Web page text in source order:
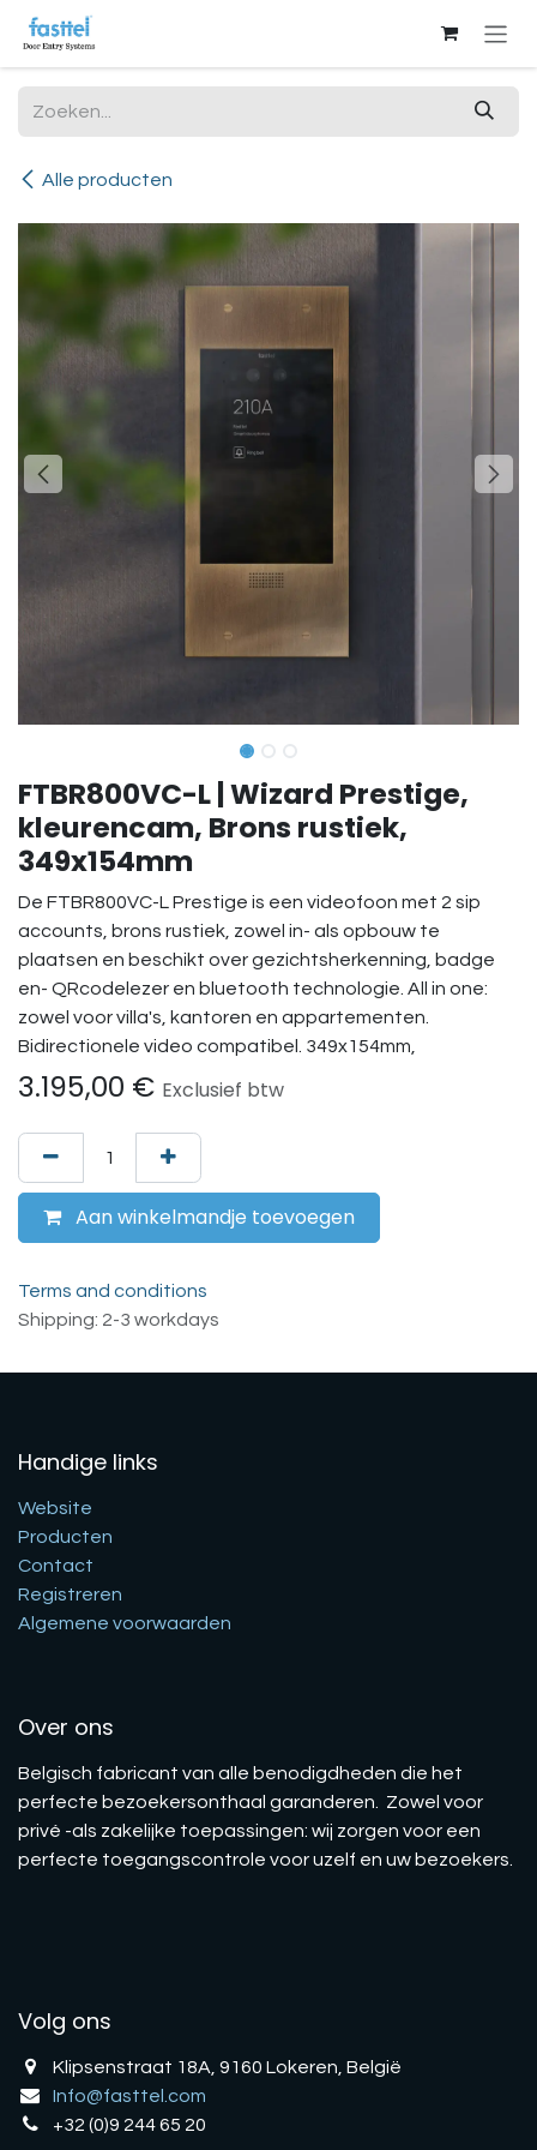
Overslaan naar inhoud
Alle producten
FTBR800VC-L | Wizard Prestige,
kleurencam, Brons rustiek,
349x154mm
De FTBR800VC-L Prestige is een videofoon met 2 sip
accounts, brons rustiek, zowel in- als opbouw te
plaatsen en beschikt over gezichtsherkenning, badge
en- QRcodelezer en bluetooth technologie. All in one:
zowel voor villa's, kantoren en appartementen.
Bidirectionele video compatibel. 349x154mm,
3.195,00 € Exclusief btw
Aan winkelmandje toevoegen
Terms and conditions
Shipping: 2-3 workdays
Handige links
Website
Producten
Contact
Registreren
Algemene voorwaarden
Over ons
Belgisch fabricant van alle benodigdheden die het
perfecte bezoekersonthaal garanderen. Zowel voor
privé -als zakelijke toepassingen: wij zorgen voor een
perfecte toegangscontrole voor uzelf en uw bezoekers.
Volg ons
Klipsenstraat 18A, 9160 Lokeren, België
Info@fasttel.com
+32 (0)9 244 65 20